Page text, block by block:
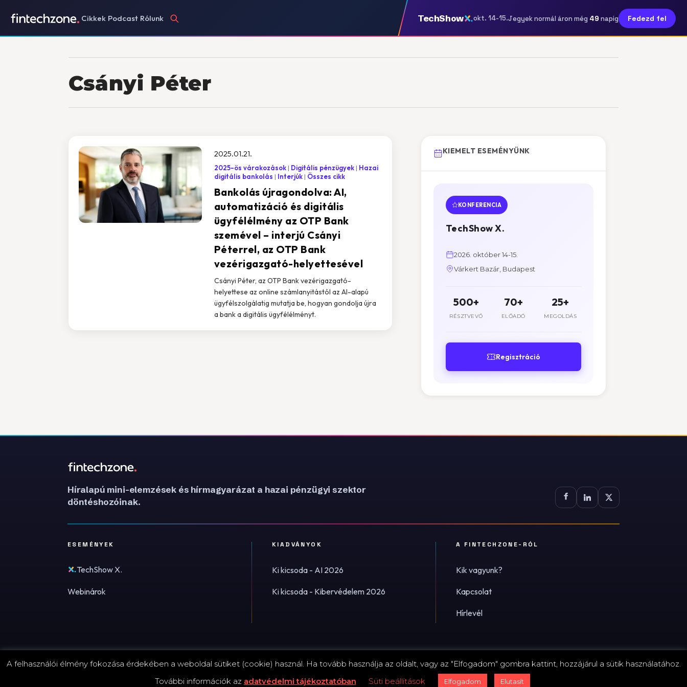
Cikkek Podcast Rólunk TechShow okt. 14-15.Jegyek normál áron még 49 napig Fedezd fel
Csányi Péter
Bankolás újragondolva: AI,
automatizáció és digitális
ügyfélélmény az OTP Bank
szemével – interjú Csányi
Péterrel, az OTP Bank
vezérigazgató-helyettesével
2025.01.21.
2025-ös várakozások Digitális pénzügyek
Hazai
digitális bankolás
Interjúk Összes cikk
Csányi Péter, az OTP Bank vezérigazgató-
helyettese az online számlanyitástól az AI-alapú
ügyfélszolgálatig mutatja be, hogyan gondolja újra
a bank a digitális ügyfélélményt.
KIEMELT ESEMÉNYÜNK
KONFERENCIA
TechShow X.
2026. október 14-15.
Várkert Bazár, Budapest
500+
RÉSZTVEVŐ
70+
ELŐADÓ
25+
MEGOLDÁS
Regisztráció
Híralapú mini-elemzések és hírmagyarázat a hazai pénzügyi szektor
döntéshozóinak.
ESEMÉNYEK
TechShow X.
Webinárok
KIADVÁNYOK
Ki kicsoda - AI 2026
Ki kicsoda - Kibervédelem 2026
A FINTECHZONE-RÓL
Kik vagyunk?
Kapcsolat
Hírlevél
© 2026 FinTechZone.hu - A FinTech Group Kft. Impresszum · Adatvédelmi tájékoztató (PDF) Süti-beállítások
A felhasználói élmény fokozása érdekében a weboldal sütiket (cookie) használ. Ha tovább használja az oldalt, vagy az "Elfogadom" gombra kattint, hozzájárul a sütik használatához.
További információk az adatvédelmi tájékoztatóban Süti beállítások Elfogadom Elutasít